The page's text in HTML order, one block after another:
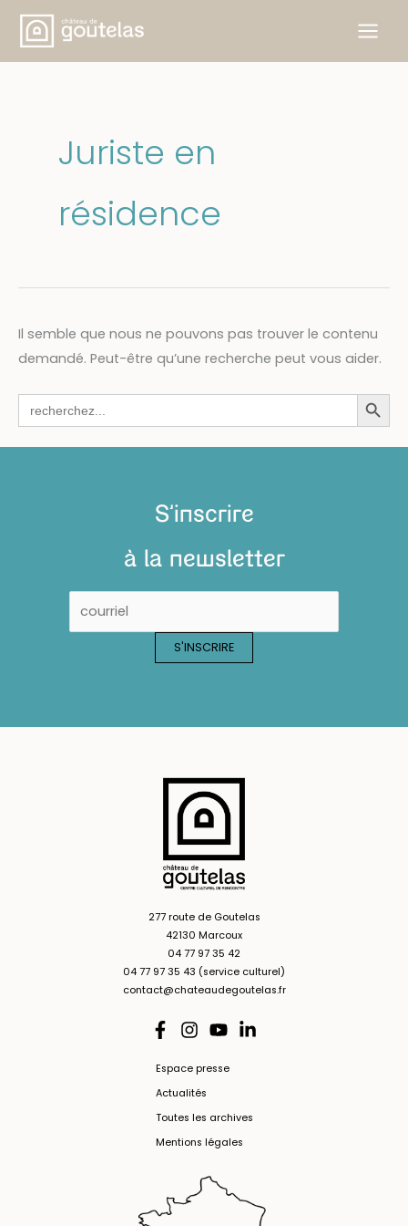
Aller
contenu
Juriste en
résidence
Il semble que nous ne pouvons pas trouver le contenu
demandé. Peut-être qu’une recherche peut vous aider.
Search
for:
Search Button
S'inscrire
à la newsletter
277 route de Goutelas
42130 Marcoux
04 77 97 35 42
04 77 97 35 43 (service culturel)
contact@chateaudegoutelas.fr
Espace presse
Actualités
Toutes les archives
Mentions légales